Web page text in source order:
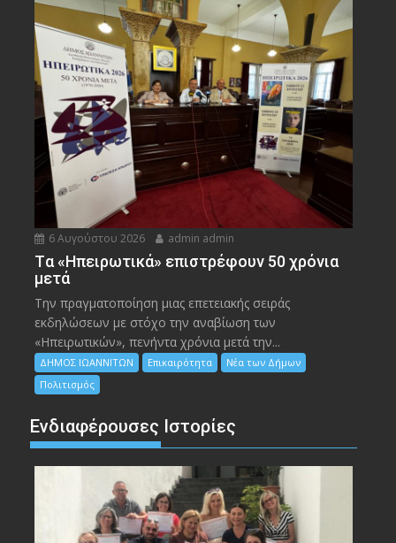
6 Αυγούστου 2026 admin admin
Tα «Ηπειρωτικά» επιστρέφουν 50 χρόνια
μετά
Την πραγματοποίηση μιας επετειακής σειράς
εκδηλώσεων με στόχο την αναβίωση των
«Ηπειρωτικών», πενήντα χρόνια μετά την...
ΔΗΜΟΣ ΙΩΑΝΝΙΤΩΝ Επικαιρότητα
Νέα των Δήμων
Πολιτισμός
Ενδιαφέρουσες Ιστορίες